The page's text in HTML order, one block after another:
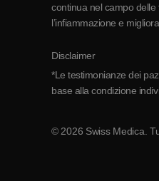
continua nel campo
l’infiammazione e
Disclaimer
*Le testimonianze dei
base alla condizione
© 2026 Swiss Medica.